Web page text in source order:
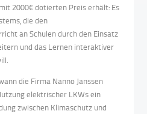
2000€ dotierten Preis erhält: Es
die den
an Schulen durch den Einsatz
und das Lernen interaktiver
die Firma Nanno Janssen
elektrischer LKWs ein
zwischen Klimaschutz und